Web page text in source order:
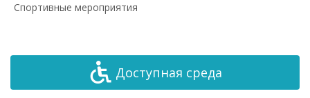
Спортивные мероприятия
Доступная среда